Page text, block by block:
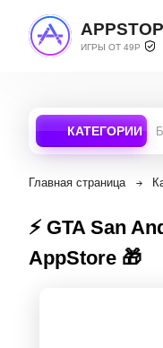
ИГРЫ ОТ 49Р
КАТЕГОРИИ
Главная страница
⚡️ GTA San
AppStore 🎁